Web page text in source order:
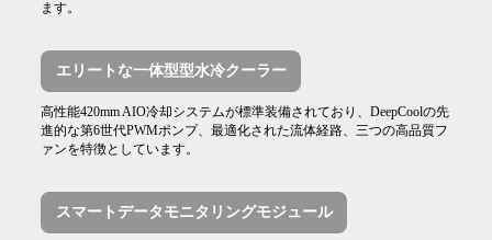
ます。
エリートな一体型型水冷クーラー
高性能420mm AIO冷却システムが標準装備されており、DeepCoolの先
進的な第6世代PWMポンプ、最適化された流体経路、三つの高品質フ
ァンを特徴としています。
スマートデータモニタリングモジュール